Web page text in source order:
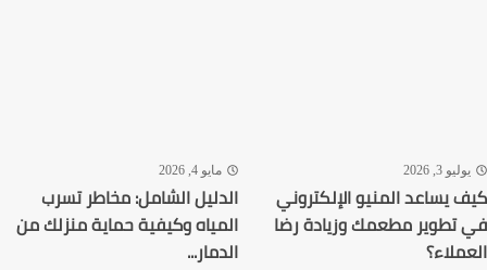
3, 2026
يساعد المنيو الإلكتروني
مطعمك وزيادة رضا
مايو 4, 2026
الدليل الشامل: مخاطر تسرب
المياه وكيفية حماية منزلك من
الدمار...